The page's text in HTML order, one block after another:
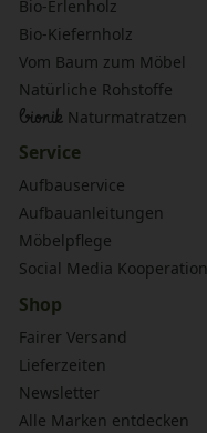
Bio-Erlenholz
Bio-Kiefernholz
Vom Baum zum Möbel
Natürliche Rohstoffe
bionik Naturmatratzen
Service
Aufbauservice
Aufbauanleitungen
Möbelpflege
Social Media Kooperation
Shop
Fairer Versand
Lieferzeiten
Newsletter
Alle Marken entdecken